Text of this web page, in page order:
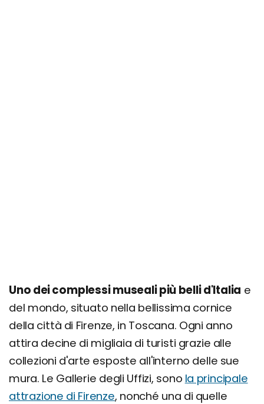
Uno dei complessi museali più belli d'Italia e
del mondo, situato nella bellissima cornice
della città di Firenze, in Toscana. Ogni anno
attira decine di migliaia di turisti grazie alle
collezioni d'arte esposte all'interno delle sue
mura. Le Gallerie degli Uffizi, sono la principale
attrazione di Firenze, nonché una di quelle